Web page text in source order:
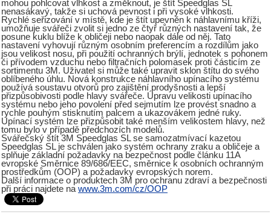
mohou pohlcovat vlhkost a změknout, je štít Speedglas SL
nenasákavý, takže si uchová pevnost i při vysoké vlhkosti.
Rychlé seřizování v místě, kde je štít upevněn k náhlavnímu kříži,
umožňuje svářeči zvolit si jedno ze čtyř různých nastavení tak, že
posune kuklu blíže k obličeji nebo naopak dále od něj. Tato
nastavení vyhovují různým osobním preferencím a rozdílům jako
jsou velikost nosu, při použití ochranných brýlí, jednotek s pohonem
či přívodem vzduchu nebo filtračních polomasek proti částicím ze
sortimentu 3M. Uživatel si může také upravit sklon štítu do svého
oblíbeného úhlu. Nová konstrukce náhlavního upínacího systému
používá soustavu otvorů pro zajištění prodyšnosti a lepší
přizpůsobivosti podle hlavy svářeče. Úpravu velikosti upínacího
systému nebo jeho povolení před sejmutím lze provést snadno a
rychle pouhým stisknutím palcem a ukazovákem jedné ruky.
Upínací systém lze přizpůsobit také menším velikostem hlavy, než
tomu bylo v případě předchozích modelů.
Svářečský štít 3M Speedglas SL se samozatmívací kazetou
Speedglas SL je schválen jako systém ochrany zraku a obličeje a
splňuje základní požadavky na bezpečnost podle článku 11A
evropské Směrnice 89/686/EEC, směrnice k osobních ochranným
prostředkům (OOP) a požadavky evropských norem.
Další informace o produktech 3M pro ochranu zdraví a bezpečnosti
při práci najdete na www.3m.com/cz/OOP